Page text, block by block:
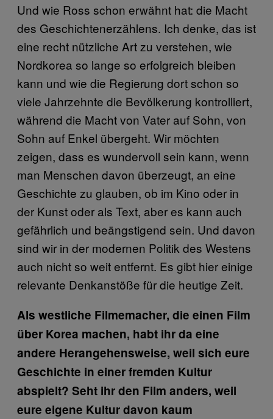
Und wie Ross schon erwähnt hat: die Macht
des Geschichtenerzählens. Ich denke, das ist
eine recht nützliche Art zu verstehen, wie
Nordkorea so lange so erfolgreich bleiben
kann und wie die Regierung dort schon so
viele Jahrzehnte die Bevölkerung kontrolliert,
während die Macht von Vater auf Sohn, von
Sohn auf Enkel übergeht. Wir möchten
zeigen, dass es wundervoll sein kann, wenn
man Menschen davon überzeugt, an eine
Geschichte zu glauben, ob im Kino oder in
der Kunst oder als Text, aber es kann auch
gefährlich und beängstigend sein. Und davon
sind wir in der modernen Politik des Westens
auch nicht so weit entfernt. Es gibt hier einige
relevante Denkanstöße für die heutige Zeit.
Als westliche Filmemacher, die einen Film
über Korea machen, habt ihr da eine
andere Herangehensweise, weil sich eure
Geschichte in einer fremden Kultur
abspielt? Seht ihr den Film anders, weil
eure eigene Kultur davon kaum